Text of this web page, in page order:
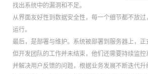
找出系统中的漏洞和不足。
从界面友好性到数据安全性，每一个细节都不放过
运行。
最后，是部署与维护。系统被部署到服务器上，正
但开发团队的工作并未结束，他们还需要持续监
并解决用户反馈的问题，根据业务发展不断迭代升